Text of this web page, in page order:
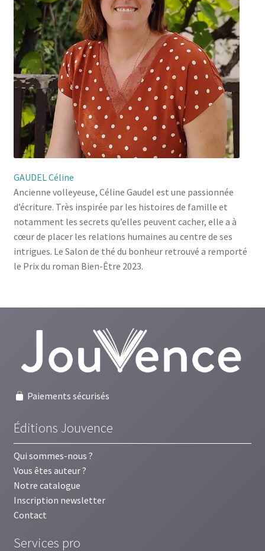
GAUDEL Céline
Ancienne volleyeuse, Céline Gaudel est une passionnée
d’écriture. Très inspirée par les histoires de famille et
notamment les secrets qu’elles peuvent cacher, elle a à
cœur de placer les relations humaines au centre de ses
intrigues. Le Salon de thé du bonheur retrouvé a remporté
le Prix du roman Bien-Être 2023.
Paiements sécurisés
Éditions Jouvence
Qui sommes-nous ?
Vous êtes auteur ?
Notre catalogue
Inscription newsletter
Contact
Services pro